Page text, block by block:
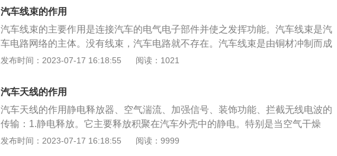
讯使用LIN总线可大大节省成本。LIN技术规范中除定义了基本协议和物理层外还
定义了开发工具和应用软件接口仅使用一根12V信号总线和一个无固定时间基准
的节点同步时钟线。这种低成本的串行通讯模式和相应的开发环境已经由LIN协
低成本。
受潮;2、发动机不运转时不要开点火开关;3、经常检查、清洁、紧固线路接头，
避免其短路或搭铁;控制发动机性能，防止电压过高;4、点火线圈上的水分只能用
布擦干，绝不能用火烘烤，否则会损坏点火线圈。
汽车线束的作用
汽车线束的主要作用是连接汽车的电气电子部件并使之发挥功能。汽车线束是汽
车电路网络的主体。没有线束，汽车电路就不存在。汽车线束是由铜材冲制而成
的接触件端子与电线电缆压接后，外面再塑压绝缘体或外加金属壳体等，以线束
束编成的形式基本上是一样的，都是由电线、联插件和包裹胶带组成，既要确保
传送电信号，也要保证连接电路的可靠性，向电子电气部件供应规定的电流值，
防止对周围电路的电磁干扰，排除电器短路。随着汽车功能的增加，电子控制技
术的普遍应用，电器元件越来越多，电线越来越多，汽车的电路数量和用电量都
大大增加，线束也变得越来越粗重，我们需要在有限的车内空间更有效、更合理
发布时间：2023-07-17 16:18:55 阅读：1021
汽车天线的作用
汽车天线的作用静电释放器、空气湍流、加强信号、装饰功能、拦截无线电波的
传输：1.静电释放。它主要释放积聚在汽车外壳中的静电。特别是当空气干燥
时，汽车很容易产生静电。如果不释放，静电将破坏车内电路，威胁车内人身安
发布时间：2023-07-17 16:18:55 阅读：9999